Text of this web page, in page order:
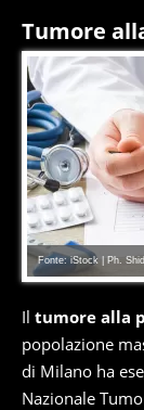
Tumore
Fonte: iStock | Ph.
Il tumore alla
popolazione
di Milano ha
Nazionale